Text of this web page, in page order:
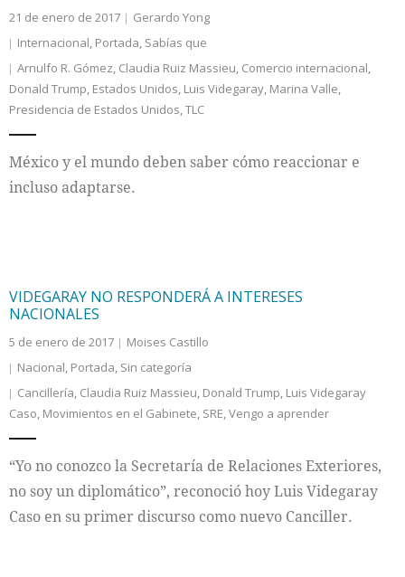
21 de enero de 2017
Gerardo Yong
Internacional, Portada, Sabías que
Arnulfo R. Gómez, Claudia Ruiz Massieu, Comercio internacional,
Donald Trump, Estados Unidos, Luis Videgaray, Marina Valle,
Presidencia de Estados Unidos,TLC
México y el mundo deben saber cómo reaccionar e
incluso adaptarse.
VIDEGARAY NO RESPONDERÁ A INTERESES
NACIONALES
5 de enero de 2017
Moises Castillo
Nacional, Portada, Sin categoría
Cancillería, Claudia Ruiz Massieu, Donald Trump, Luis Videgaray
Caso, Movimientos en el Gabinete, SRE,Vengo a aprender
“Yo no conozco la Secretaría de Relaciones Exteriores,
no soy un diplomático”, reconoció hoy Luis Videgaray
Caso en su primer discurso como nuevo Canciller.